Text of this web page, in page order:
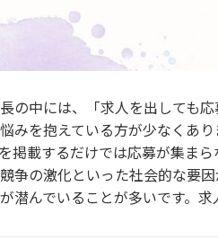
の中には、「求人を出しても
みを抱えている方が少なくあ
掲載するだけでは応募が集ま
争の激化といった社会的な要
潜んでいることが多いです。